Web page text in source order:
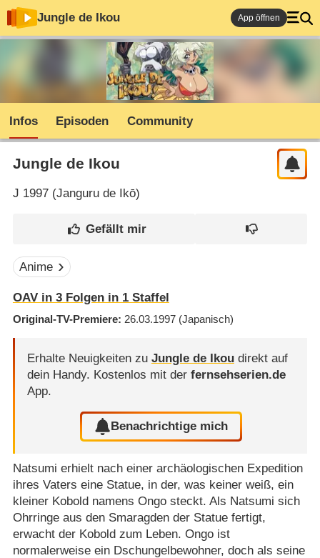
Jungle de Ikou App öffnen
Infos Episoden Community
Jungle de Ikou
J 1997 (Janguru de Ikō)
Anime
OAV in 3 Folgen in 1 Staffel
Original-TV-Premiere 26.03.1997 (Japanisch)
Erhalte Neuigkeiten zu Jungle de Ikoudirekt auf
dein Handy. Kostenlos mit der fernsehserien.de
App.
Benachrichtige mich
Natsumi erhielt nach einer archäologischen Expedition
ihres Vaters eine Statue, in der, was keiner weiß, ein
kleiner Kobold namens Ongo steckt. Als Natsumi sich
Ohrringe aus den Smaragden der Statue fertigt,
erwacht der Kobold zum Leben. Ongo ist
normalerweise ein Dschungelbewohner, doch als seine